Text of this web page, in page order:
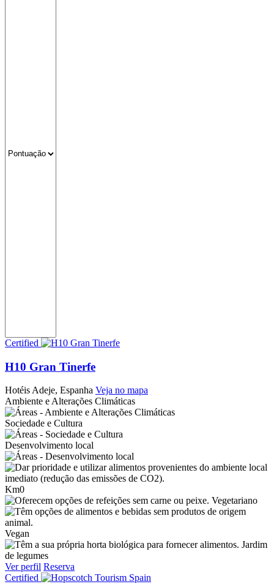
Certified
H10 Gran Tinerfe
Hotéis Adeje, Espanha Veja no mapa
Ambiente e Alterações Climáticas
Sociedade e Cultura
Desenvolvimento local
Km0
Vegetariano
Vegan
Jardim
de legumes
Ver perfil Reserva
Certified